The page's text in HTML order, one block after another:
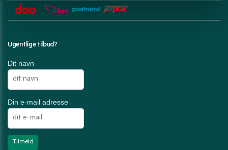
Ugentlige tilbud?
Dit navn
Din e-mail adresse